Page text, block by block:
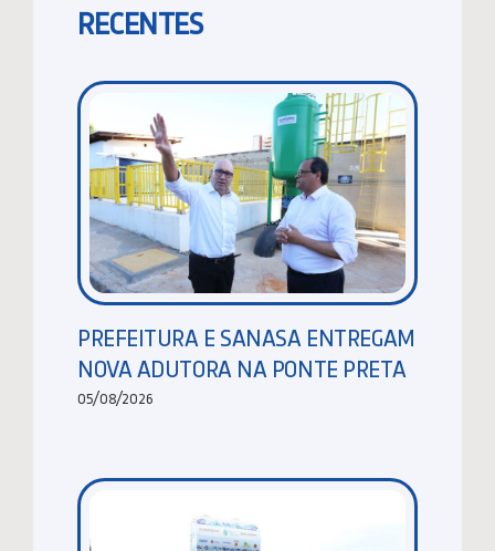
RECENTES
PREFEITURA E SANASA ENTREGAM
NOVA ADUTORA NA PONTE PRETA
05/08/2026